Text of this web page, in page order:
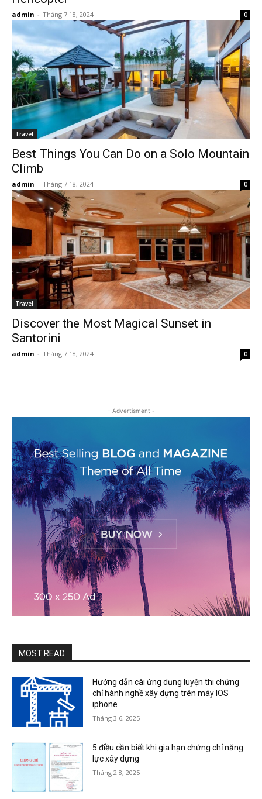
admin - Tháng 7 18, 2024 0
Travel
Best Things You Can Do on a Solo Mountain
Climb
admin - Tháng 7 18, 2024 0
Travel
Discover the Most Magical Sunset in
Santorini
admin - Tháng 7 18, 2024 0
- Advertisment -
MOST READ
Hướng dẫn cài ứng dụng luyện thi chứng
chỉ hành nghề xây dựng trên máy IOS
iphone
Tháng 3 6, 2025
5 điều cần biết khi gia hạn chứng chỉ năng
lực xây dựng
Tháng 2 8, 2025